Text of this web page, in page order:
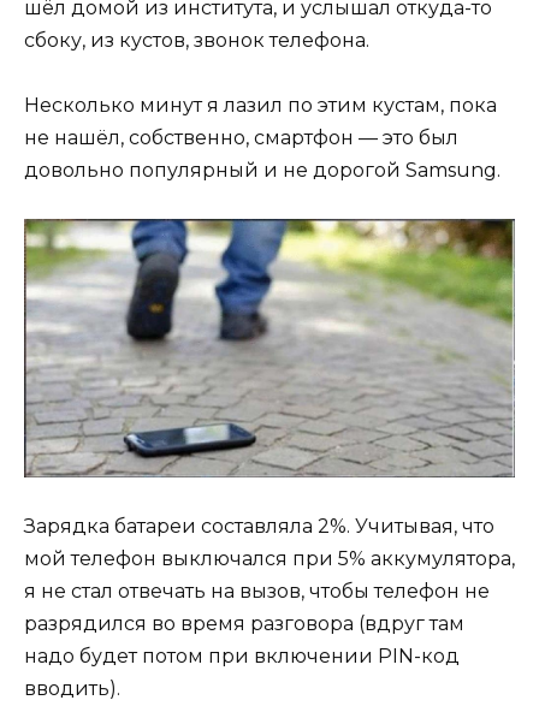
шёл домой из института, и услышал откуда-то
сбоку, из кустов, звонок телефона.
Несколько минут я лазил по этим кустам, пока
не нашёл, собственно, смартфон — это был
довольно популярный и не дорогой Samsung.
Зарядка батареи составляла 2%. Учитывая, что
мой телефон выключался при 5% аккумулятора,
я не стал отвечать на вызов, чтобы телефон не
разрядился во время разговора (вдруг там
надо будет потом при включении PIN-код
вводить).